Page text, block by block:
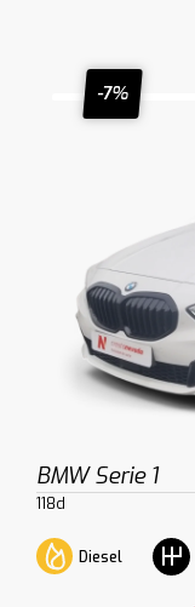
-7%
BMW Serie 1
118d
Diesel